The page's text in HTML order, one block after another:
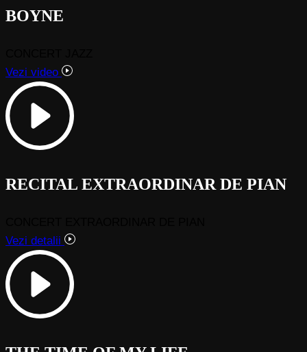
BOYNE
Vezi video
RECITAL EXTRAORDINAR DE PIAN
Vezi detalii